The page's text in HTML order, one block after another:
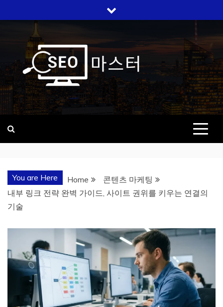
to
SEO 마스터
검색 상위노출, 우리가 답입니다
You are Here Home
콘텐츠 마케팅
내부 링크 전략 완벽 가이드, 사이트 권위를 키우는 연결의
기술